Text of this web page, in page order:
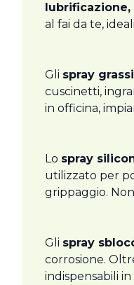
al fai da te,
Gli spray grassi
cuscinetti,
in officina,
Lo spray
utilizzato per
grippaggio.
Gli spray
corrosione.
indispensabili